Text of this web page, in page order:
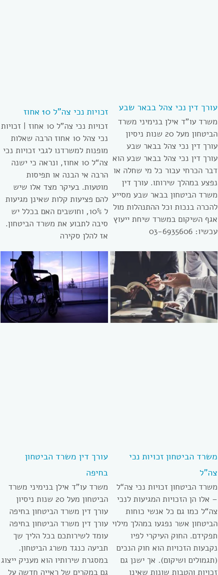
עורך דין נכי צהל בבאר שבע
משרד עו”ד אילן בנימיני משרד
הביטחון מעל 20 שנות ניסיון
עורך דין נכי צהל בבאר שבע
עורך דין נכי צהל בבאר שבע הוא
דבר הכרחי עבור כל מי שחלה או
נפצע במהלך שירותו. עורך דין
משרד הביטחון בבאר שבע מסייע
להכרה בנכות וכל ההתנהלות מול
אגף השיקום במשרד שיחת ייעוץ
עכשיו: 03-6935606
זכויות נכי צה”ל 10 אחוז
זכויות נכי צה”ל 10 אחוז | זכויות
נכי צהל 10 אחוז הרבה שאלות
מופנות למשרדנו לגבי זכויות נכי
צה“ל 10 אחוז, ונראה כי ישנה
הרבה אי הבנה או תפיסות
מוטעות. בעיקר מצד אלו שיש
להם פציעות קלות שאינן מגיעות
ל 10%, וחושבים האם בכלל יש
סיבה לתבוע את משרד הביטחון.
אז להלן סקירה
משרד הביטחון זכויות נכי
צה”ל
משרד הביטחון זכויות נכי צה“ל
– אלו הן הזכויות המגיעות לנכי
צה“ל כמו גם כל אנשי כוחות
הביטחון אשר נפגעו במהלך מילוי
תפקידם. החוק העיקרי לפיו
נקבעות הזכויות הוא חוק הנכים
(תגמולים ושיקום). אך ישנן גם
זכויות והטבות שונות שאינן
עורך דין משרד הביטחון
בחיפה
משרד עו”ד אילן בנימיני משרד
הביטחון מעל 20 שנות ניסיון
עורך דין משרד הביטחון בחיפה
עורך דין משרד הביטחון בחיפה
עומד לשירותכם בכל הליך שך
תביעה כנגד משרג הביטחון.
במסגרת שירותיו הוא מעניק ייצוג
גם במקרים של ראייה חדשה על